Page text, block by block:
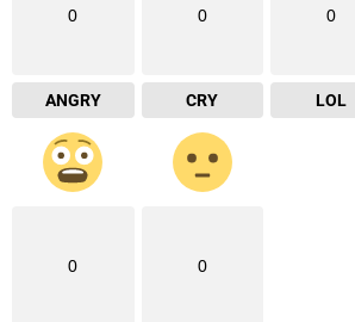
0
ANGRY
0
CRY
0
LOL
0 0